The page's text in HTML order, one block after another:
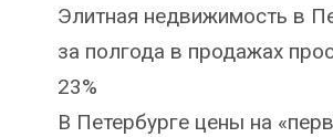
Элитная недвижимость в
за полгода в продажах
23%
В Петербурге цены на